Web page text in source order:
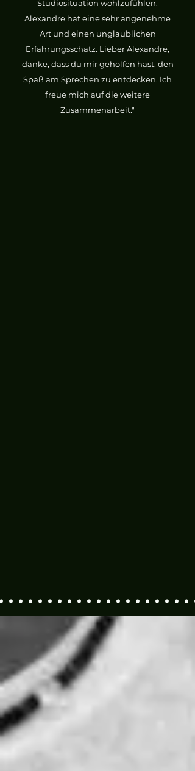
Studiosituation wohlzufühlen.
Alexandre hat eine sehr angenehme
Art und einen unglaublichen
Erfahrungsschatz. Lieber Alexandre,
danke, dass du mir geholfen hast, den
Spaß am Sprechen zu entdecken. Ich
freue mich auf die weitere
Zusammenarbeit."